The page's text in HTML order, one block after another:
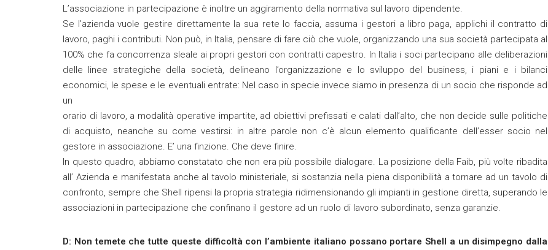
L’associazione in partecipazione è inoltre un aggiramento della normativa sul lavoro dipendente.
Se l’azienda vuole gestire direttamente la sua rete lo faccia, assuma i gestori a libro paga, applichi il contratto di
lavoro, paghi i contributi. Non può, in Italia, pensare di fare ciò che vuole, organizzando una sua società partecipata al
100% che fa concorrenza sleale ai propri gestori con contratti capestro. In Italia i soci partecipano alle deliberazioni
delle linee strategiche della società, delineano l’organizzazione e lo sviluppo del business, i piani e i bilanci
economici, le spese e le eventuali entrate: Nel caso in specie invece siamo in presenza di un socio che risponde ad
un
orario di lavoro, a modalità operative impartite, ad obiettivi prefissati e calati dall’alto, che non decide sulle politiche
di acquisto, neanche su come vestirsi: in altre parole non c’è alcun elemento qualificante dell’esser socio nel
gestore in associazione. E’ una finzione. Che deve finire.
In questo quadro, abbiamo constatato che non era più possibile dialogare. La posizione della Faib, più volte ribadita
all’ Azienda e manifestata anche al tavolo ministeriale, si sostanzia nella piena disponibilità a tornare ad un tavolo di
confronto, sempre che Shell ripensi la propria strategia ridimensionando gli impianti in gestione diretta, superando le
associazioni in partecipazione che confinano il gestore ad un ruolo di lavoro subordinato, senza garanzie.
D: Non temete che tutte queste difficoltà con l’ambiente italiano possano portare Shell a un disimpegno dalla